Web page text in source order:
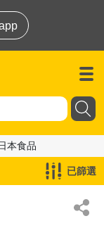
本食品
已篩選